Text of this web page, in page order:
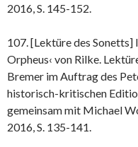
2016, S. 145-152.
107. [Lektüre des Sonetts]
Orpheus‹ von Rilke.
Bremer im Auftrag des
historisch-kritischen
gemeinsam mit Michael
2016, S. 135-141.